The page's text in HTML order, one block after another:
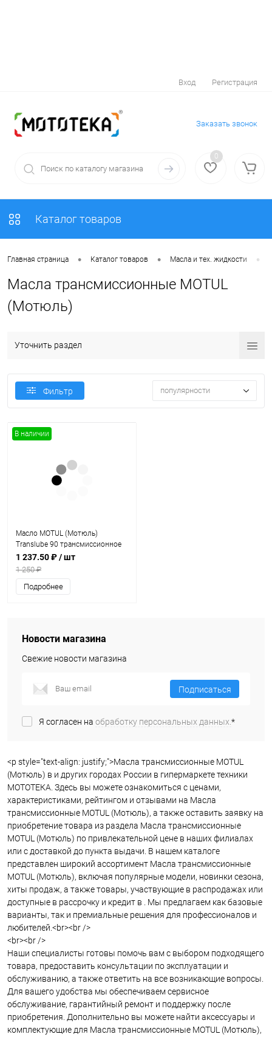
Вход Регистрация
Заказать звонок
0
Каталог товаров
Главная страница • Каталог товаров • Масла и тех. жидкости •
Масла трансмиссионные MOTUL
(Мотюль)
Уточнить раздел
Фильтр популярности
В наличии
Масло MOTUL (Мотюль)
Translube 90 трансмиссионное
0.35л
1 237.50 ₽/ шт
1 250 ₽
Подробнее
Новости магазина
Свежие новости магазина
Подписаться
Я согласен на обработку персональных данных.*
<p style="text-align: justify;">Масла трансмиссионные MOTUL
(Мотюль) в и других городах России в гипермаркете техники
МОТОТЕКА. Здесь вы можете ознакомиться с ценами,
характеристиками, рейтингом и отзывами на Масла
трансмиссионные MOTUL (Мотюль), а также оставить заявку на
приобретение товара из раздела Масла трансмиссионные
MOTUL (Мотюль) по привлекательной цене в наших филиалах
или с доставкой до пункта выдачи. В нашем каталоге
представлен широкий ассортимент Масла трансмиссионные
MOTUL (Мотюль), включая популярные модели, новинки сезона,
хиты продаж, а также товары, участвующие в распродажах или
доступные в рассрочку и кредит в . Мы предлагаем как базовые
варианты, так и премиальные решения для профессионалов и
любителей.<br><br />
<br><br />
Наши специалисты готовы помочь вам с выбором подходящего
товара, предоставить консультации по эксплуатации и
обслуживанию, а также ответить на все возникающие вопросы.
Для вашего удобства мы обеспечиваем сервисное
обслуживание, гарантийный ремонт и поддержку после
приобретения. Дополнительно вы можете найти аксессуары и
комплектующие для Масла трансмиссионные MOTUL (Мотюль),